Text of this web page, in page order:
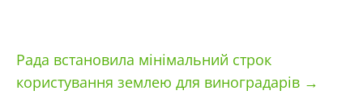
Рада встановила мінімальний строк
користування землею для виноградарів →